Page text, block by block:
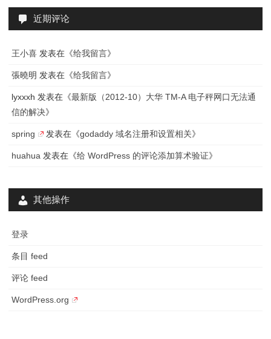
法
近期评论
王小喜 发表在《给我留言》
張曉明 发表在《给我留言》
lyxxxh 发表在《最新版（2012-10）大华 TM-A 电子秤网口无法通
信的解决》
spring 发表在《godaddy 域名注册和设置相关》
huahua 发表在《给 WordPress 的评论添加算术验证》
其他操作
登录
条目 feed
评论 feed
WordPress.org